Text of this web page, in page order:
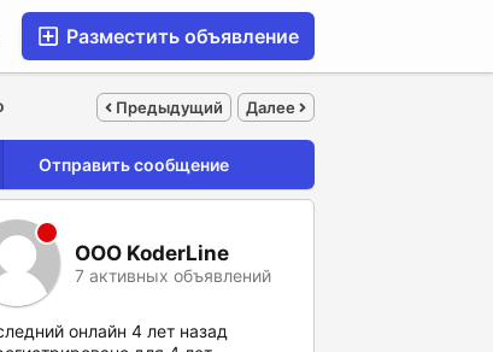
Разместить объявление
Предыдущий Далее
Отправить сообщение
ООО KoderLine
7 активных объявлений
онлайн 4 лет назад